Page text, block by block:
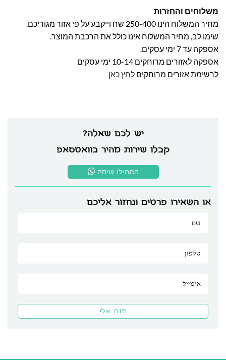
יש לכם שאלה?
קבלו שירות מהיר בוואטסאפ
התחילו שיחה
או השאירו פרטים ונחזור אליכם
משלוחים והחזרות
מחיר המשלוח הינו 250-400 שח וייקבע על פי אזור מגוריכם.
שימו לב, מחיר המשלוח אינו כולל את הרכבת המוצר.
אספקה עד 7 ימי עסקים.
אספקה לאזורים מרוחקים 10-14 ימי עסקים
לרשימת אזורים מרוחקים לחץ כאן